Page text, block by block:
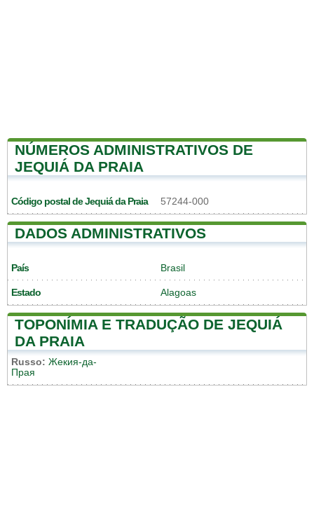
NÚMEROS ADMINISTRATIVOS DE
JEQUIÁ DA PRAIA
Código postal de Jequiá da Praia 57244-000
DADOS ADMINISTRATIVOS
País Brasil
Estado Alagoas
TOPONÍMIA E TRADUÇÃO DE JEQUIÁ
DA PRAIA
Russo: Жекия-да-
Прая